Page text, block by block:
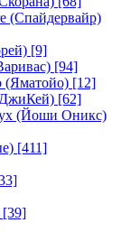
(Спайдервайр)
[9]
[94]
(Яматойо) [12]
[62]
(Йоши Оникс)
[411]
[39]